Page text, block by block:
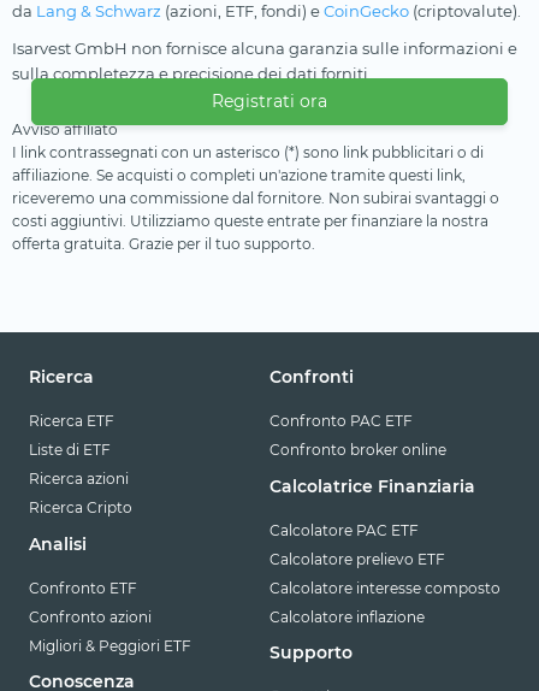
Registrati ora
da Lang & Schwarz (azioni, ETF, fondi) eCoinGecko (criptovalute).
Isarvest GmbH non fornisce alcuna garanzia sulle informazioni e
sulla completezza e precisione dei dati forniti.
Avviso affiliato
I link contrassegnati con un asterisco (*) sono link pubblicitari o di
affiliazione. Se acquisti o completi un'azione tramite questi link,
riceveremo una commissione dal fornitore. Non subirai svantaggi o
costi aggiuntivi. Utilizziamo queste entrate per finanziare la nostra
offerta gratuita. Grazie per il tuo supporto.
Ricerca
Ricerca ETF
Liste di ETF
Ricerca azioni
Ricerca Cripto
Analisi
Confronto ETF
Confronto azioni
Migliori & Peggiori ETF
Conoscenza
Confronti
Confronto PAC ETF
Confronto broker online
Calcolatrice Finanziaria
Calcolatore PAC ETF
Calcolatore prelievo ETF
Calcolatore interesse composto
Calcolatore inflazione
Supporto